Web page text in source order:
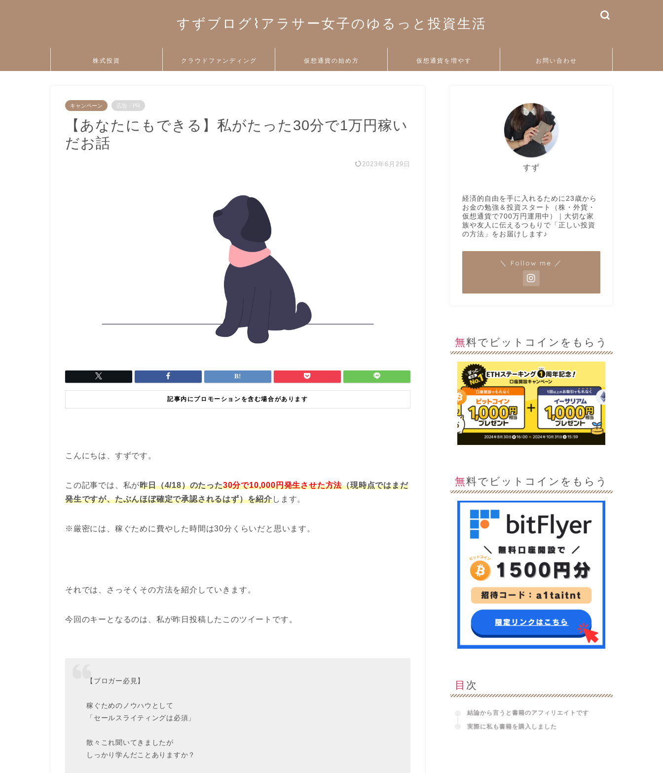
すずブログ⌇アラサー女子のゆるっと投資生活
株式投資 クラウドファンディング 仮想通貨の始め方 仮想通貨を増やす お問い合わせ
キャンペーン 広告・PR
【あなたにもできる】私がたった30分で1万円稼い
だお話
2023年6月29日
記事内にプロモーションを含む場合があります
こんにちは、すずです。
この記事では、私が昨日（4/18）のたった30分で10,000円発生させた方法（現時点ではまだ
発生ですが、たぶんほぼ確定で承認されるはず）を紹介します。
※厳密には、稼ぐために費やした時間は30分くらいだと思います。
それでは、さっそくその方法を紹介していきます。
今回のキーとなるのは、私が昨日投稿したこのツイートです。
【ブロガー必見】
稼ぐためのノウハウとして
「セールスライティングは必須」
散々これ聞いてきましたが
しっかり学んだことありますか？
すず
経済的自由を手に入れるために23歳から
お金の勉強＆投資スタート（株・外貨・
仮想通貨で700万円運用中）｜大切な家
族や友人に伝えるつもりで「正しい投資
の方法」をお届けします♪
＼ Follow me ／
無料でビットコインをもらう
無料でビットコインをもらう
目次
結論から言うと書籍のアフィリエイトです
実際に私も書籍を購入しました